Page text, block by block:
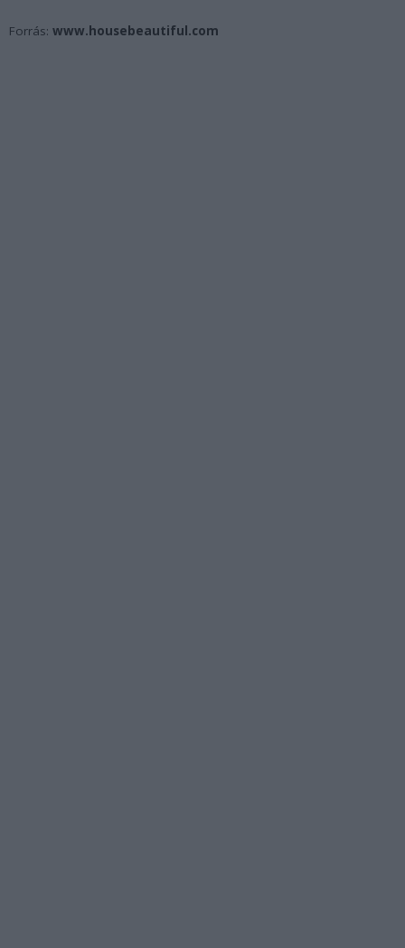
Forrás: www.housebeautiful.com